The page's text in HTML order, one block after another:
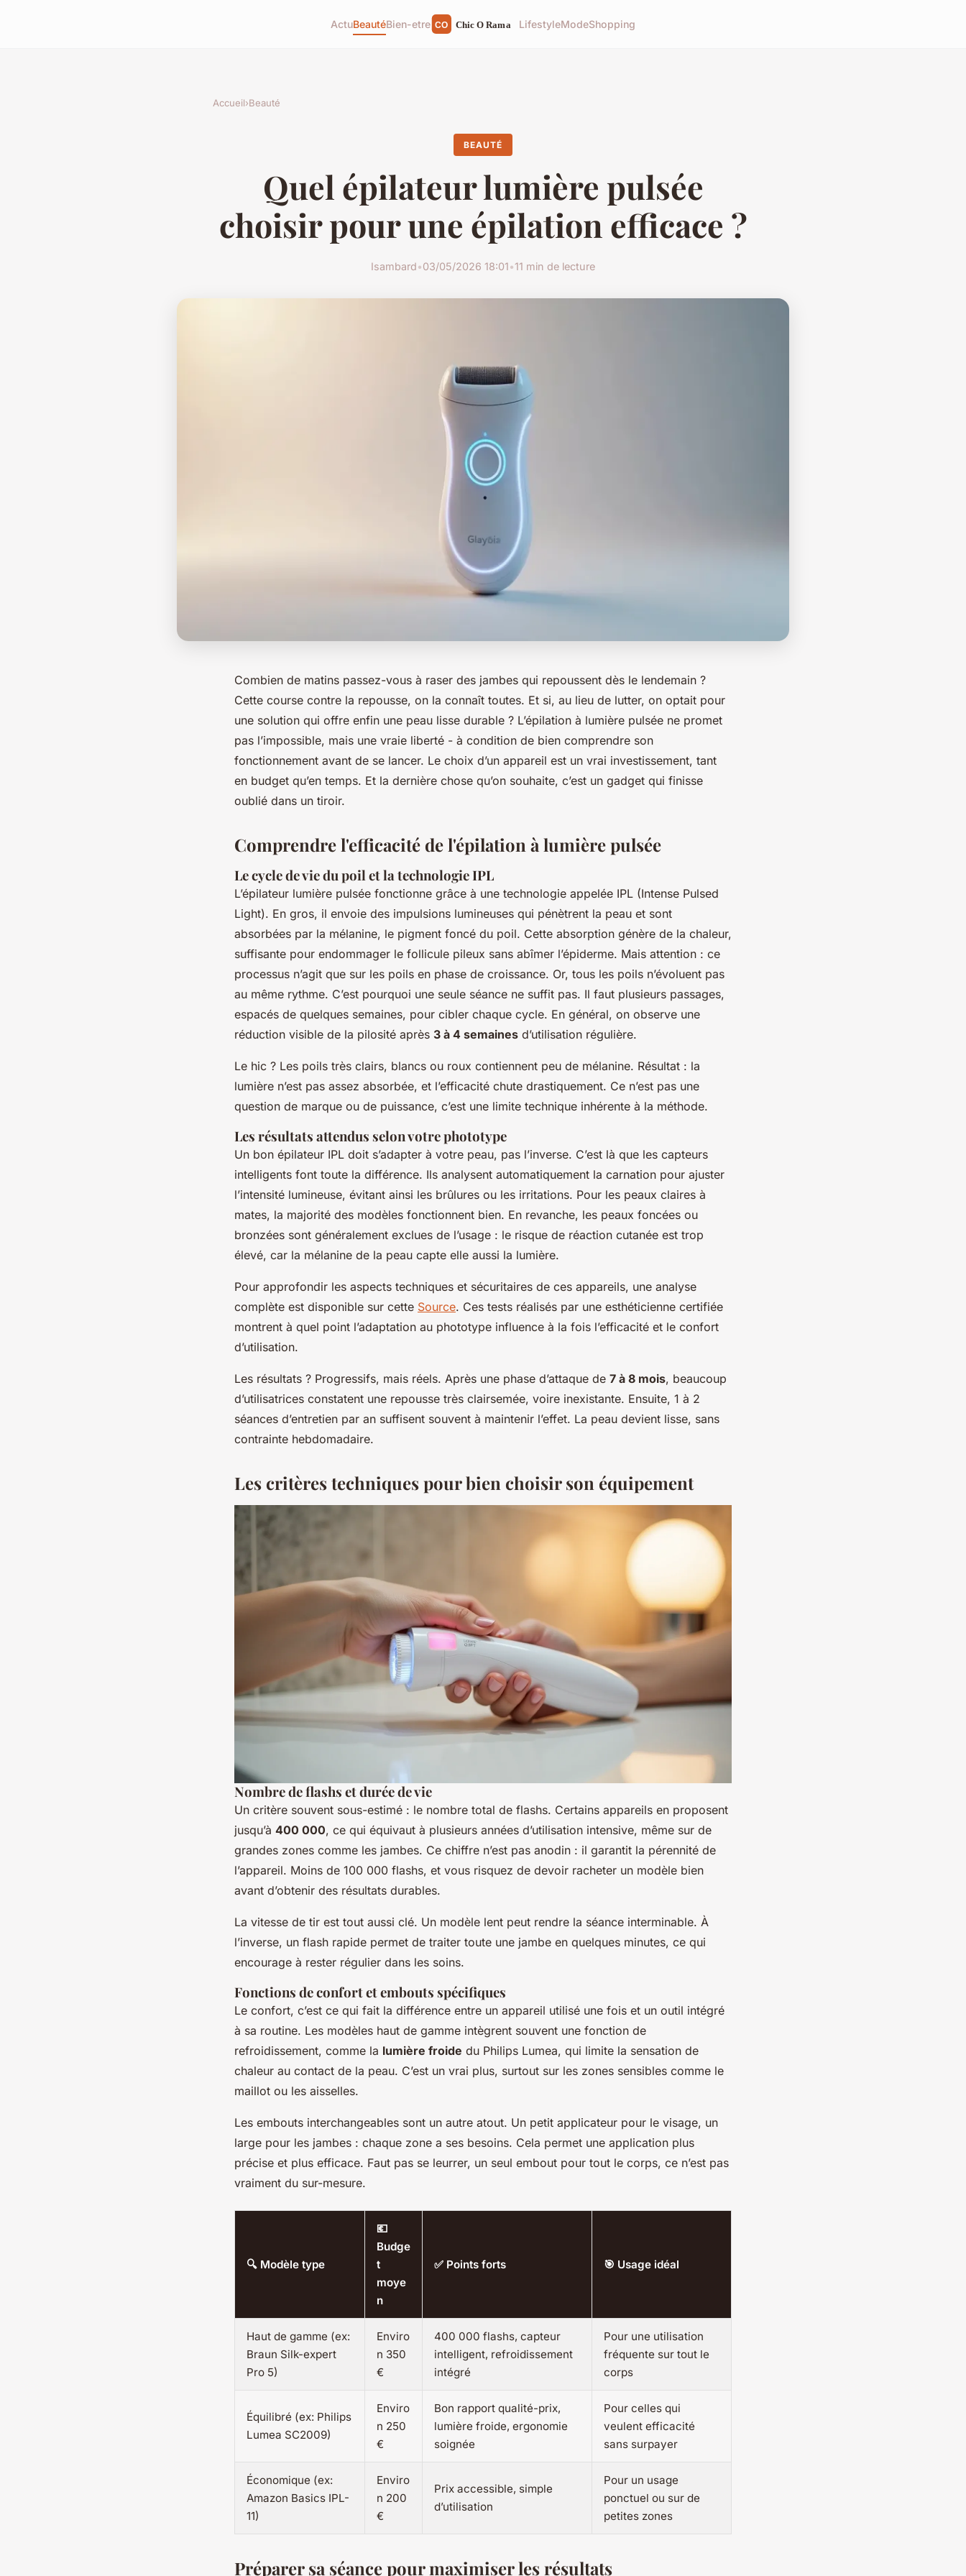
ActuBeautéBien-etre LifestyleModeShopping
Accueil›Beauté
BEAUTÉ
Quel épilateur lumière pulsée
choisir pour une épilation efficace ?
Isambard•03/05/2026 18:01•11 min de lecture
Combien de matins passez-vous à raser des jambes qui repoussent dès le lendemain ?
Cette course contre la repousse, on la connaît toutes. Et si, au lieu de lutter, on optait pour
une solution qui offre enfin une peau lisse durable ? L’épilation à lumière pulsée ne promet
pas l’impossible, mais une vraie liberté - à condition de bien comprendre son
fonctionnement avant de se lancer. Le choix d’un appareil est un vrai investissement, tant
en budget qu’en temps. Et la dernière chose qu’on souhaite, c’est un gadget qui finisse
oublié dans un tiroir.
Comprendre l'efficacité de l'épilation à lumière pulsée
Le cycle de vie du poil et la technologie IPL
L’épilateur lumière pulsée fonctionne grâce à une technologie appelée IPL (Intense Pulsed
Light). En gros, il envoie des impulsions lumineuses qui pénètrent la peau et sont
absorbées par la mélanine, le pigment foncé du poil. Cette absorption génère de la chaleur,
suffisante pour endommager le follicule pileux sans abîmer l’épiderme. Mais attention : ce
processus n’agit que sur les poils en phase de croissance. Or, tous les poils n’évoluent pas
au même rythme. C’est pourquoi une seule séance ne suffit pas. Il faut plusieurs passages,
espacés de quelques semaines, pour cibler chaque cycle. En général, on observe une
réduction visible de la pilosité après 3 à 4 semaines d’utilisation régulière.
Le hic ? Les poils très clairs, blancs ou roux contiennent peu de mélanine. Résultat : la
lumière n’est pas assez absorbée, et l’efficacité chute drastiquement. Ce n’est pas une
question de marque ou de puissance, c’est une limite technique inhérente à la méthode.
Les résultats attendus selon votre phototype
Un bon épilateur IPL doit s’adapter à votre peau, pas l’inverse. C’est là que les capteurs
intelligents font toute la différence. Ils analysent automatiquement la carnation pour ajuster
l’intensité lumineuse, évitant ainsi les brûlures ou les irritations. Pour les peaux claires à
mates, la majorité des modèles fonctionnent bien. En revanche, les peaux foncées ou
bronzées sont généralement exclues de l’usage : le risque de réaction cutanée est trop
élevé, car la mélanine de la peau capte elle aussi la lumière.
Pour approfondir les aspects techniques et sécuritaires de ces appareils, une analyse
complète est disponible sur cette Source. Ces tests réalisés par une esthéticienne certifiée
montrent à quel point l’adaptation au phototype influence à la fois l’efficacité et le confort
d’utilisation.
Les résultats ? Progressifs, mais réels. Après une phase d’attaque de 7 à 8 mois, beaucoup
d’utilisatrices constatent une repousse très clairsemée, voire inexistante. Ensuite, 1 à 2
séances d’entretien par an suffisent souvent à maintenir l’effet. La peau devient lisse, sans
contrainte hebdomadaire.
Les critères techniques pour bien choisir son équipement
Nombre de flashs et durée de vie
Un critère souvent sous-estimé : le nombre total de flashs. Certains appareils en proposent
jusqu’à 400 000, ce qui équivaut à plusieurs années d’utilisation intensive, même sur de
grandes zones comme les jambes. Ce chiffre n’est pas anodin : il garantit la pérennité de
l’appareil. Moins de 100 000 flashs, et vous risquez de devoir racheter un modèle bien
avant d’obtenir des résultats durables.
La vitesse de tir est tout aussi clé. Un modèle lent peut rendre la séance interminable. À
l’inverse, un flash rapide permet de traiter toute une jambe en quelques minutes, ce qui
encourage à rester régulier dans les soins.
Fonctions de confort et embouts spécifiques
Le confort, c’est ce qui fait la différence entre un appareil utilisé une fois et un outil intégré
à sa routine. Les modèles haut de gamme intègrent souvent une fonction de
refroidissement, comme la lumière froide du Philips Lumea, qui limite la sensation de
chaleur au contact de la peau. C’est un vrai plus, surtout sur les zones sensibles comme le
maillot ou les aisselles.
Les embouts interchangeables sont un autre atout. Un petit applicateur pour le visage, un
large pour les jambes : chaque zone a ses besoins. Cela permet une application plus
précise et plus efficace. Faut pas se leurrer, un seul embout pour tout le corps, ce n’est pas
vraiment du sur-mesure.
🔍 Modèle type
💶
Budge
t
moye
n
✅ Points forts 🎯 Usage idéal
Haut de gamme (ex:
Braun Silk-expert
Pro 5)
Enviro
n 350
€
400 000 flashs, capteur
intelligent, refroidissement
intégré
Pour une utilisation
fréquente sur tout le
corps
Équilibré (ex: Philips
Lumea SC2009)
Enviro
n 250
€
Bon rapport qualité-prix,
lumière froide, ergonomie
soignée
Pour celles qui
veulent efficacité
sans surpayer
Économique (ex:
Amazon Basics IPL-
11)
Enviro
n 200
€
Prix accessible, simple
d’utilisation
Pour un usage
ponctuel ou sur de
petites zones
Préparer sa séance pour maximiser les résultats